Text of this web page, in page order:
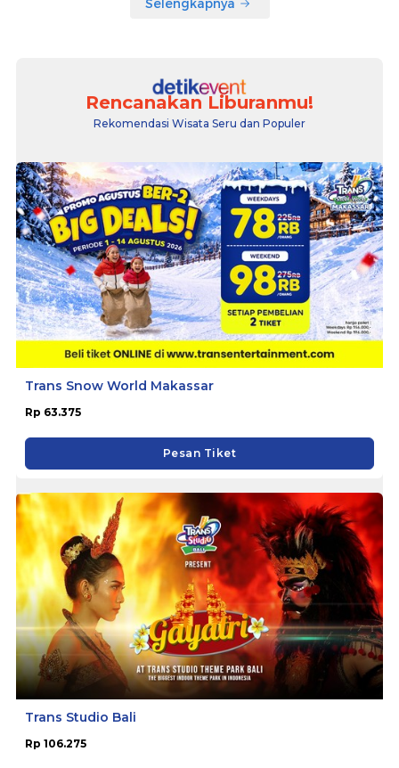
Selengkapnya
Rencanakan Liburanmu!
Rekomendasi Wisata Seru dan Populer
Trans Snow World Makassar
Rp 63.375
Pesan Tiket
Trans Studio Bali
Rp 106.275